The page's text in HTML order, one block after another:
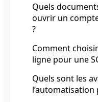
Quels
ouvrir un
?
Comment
ligne pour une
Quels sont les
l’automatisation